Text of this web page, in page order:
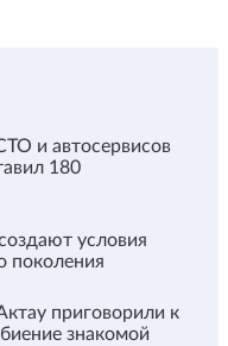
и автосервисов
180
условия
поколения
приговорили к
знакомой